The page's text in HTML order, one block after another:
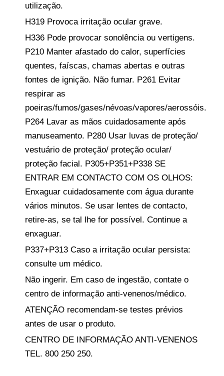
utilização.
H319 Provoca irritação ocular grave.
H336 Pode provocar sonolência ou vertigens.
P210 Manter afastado do calor, superfícies
quentes, faíscas, chamas abertas e outras
fontes de ignição. Não fumar. P261 Evitar
respirar as
poeiras/fumos/gases/névoas/vapores/aerossóis.
P264 Lavar as mãos cuidadosamente após
manuseamento. P280 Usar luvas de proteção/
vestuário de proteção/ proteção ocular/
proteção facial. P305+P351+P338 SE
ENTRAR EM CONTACTO COM OS OLHOS:
Enxaguar cuidadosamente com água durante
vários minutos. Se usar lentes de contacto,
retire-as, se tal lhe for possível. Continue a
enxaguar.
P337+P313 Caso a irritação ocular persista:
consulte um médico.
Não ingerir. Em caso de ingestão, contate o
centro de informação anti-venenos/médico.
ATENÇÃO recomendam-se testes prévios
antes de usar o produto.
CENTRO DE INFORMAÇÃO ANTI-VENENOS
TEL. 800 250 250.